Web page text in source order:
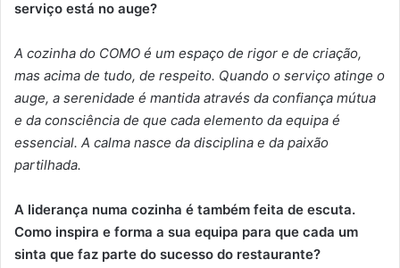
serviço está no auge?
A cozinha do COMO é um espaço de rigor e de criação,
mas acima de tudo, de respeito. Quando o serviço atinge o
auge, a serenidade é mantida através da confiança mútua
e da consciência de que cada elemento da equipa é
essencial. A calma nasce da disciplina e da paixão
partilhada.
A liderança numa cozinha é também feita de escuta.
Como inspira e forma a sua equipa para que cada um
sinta que faz parte do sucesso do restaurante?